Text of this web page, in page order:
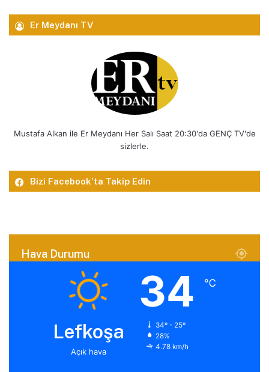
Er Meydanı TV
Mustafa Alkan ile Er Meydanı Her Salı Saat 20:30'da GENÇ TV'de
sizlerle.
Bizi Facebook’ta Takip Edin
Hava Durumu
Lefkoşa
Açık hava
34 ℃
34º - 25º
28%
4.78 km/h